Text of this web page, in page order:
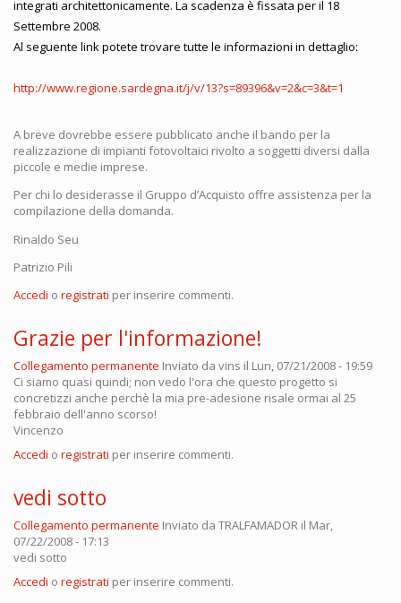
integrati architettonicamente. La scadenza è fissata per il 18
Settembre 2008.
Al seguente link potete trovare tutte le informazioni in dettaglio:
http://www.regione.sardegna.it/j/v/13?s=89396&v=2&c=3&t=1
A breve dovrebbe essere pubblicato anche il bando per la
realizzazione di impianti fotovoltaici rivolto a soggetti diversi dalla
piccole e medie imprese.
Per chi lo desiderasse il Gruppo d’Acquisto offre assistenza per la
compilazione della domanda.
Rinaldo Seu
Patrizio Pili
Accedi o registrati per inserire commenti.
Grazie per l'informazione!
Collegamento permanente Inviato da vins il Lun, 07/21/2008 - 19:59
Ci siamo quasi quindi; non vedo l'ora che questo progetto si
concretizzi anche perchè la mia pre-adesione risale ormai al 25
febbraio dell'anno scorso!
Vincenzo
Accedi o registrati per inserire commenti.
vedi sotto
Collegamento permanente Inviato da TRALFAMADOR il Mar,
07/22/2008 - 17:13
vedi sotto
Accedi o registrati per inserire commenti.